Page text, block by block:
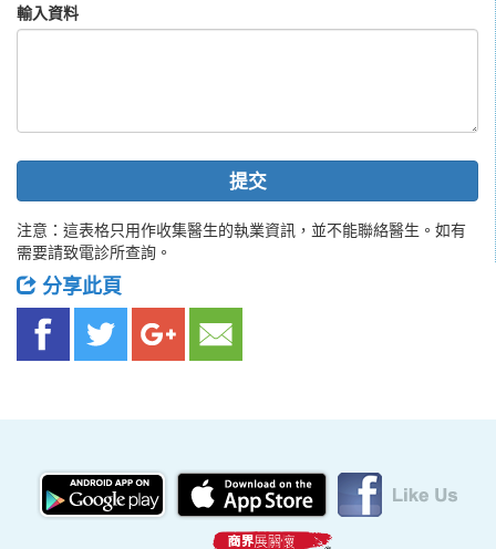
輸入資料
提交
注意：這表格只用作收集醫生的執業資訊，並不能聯絡醫生。如有
需要請致電診所查詢。
分享此頁